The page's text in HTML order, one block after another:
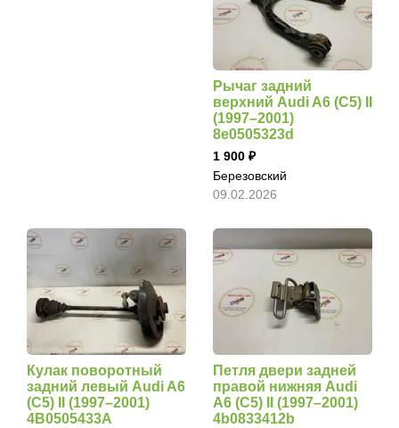
Рычаг задний
верхний Audi A6 (С5) II
(1997–2001)
8e0505323d
1 900
Березовский
09.02.2026
Кулак поворотный
задний левый Audi A6
(С5) II (1997–2001)
4B0505433A
Петля двери задней
правой нижняя Audi
A6 (С5) II (1997–2001)
4b0833412b